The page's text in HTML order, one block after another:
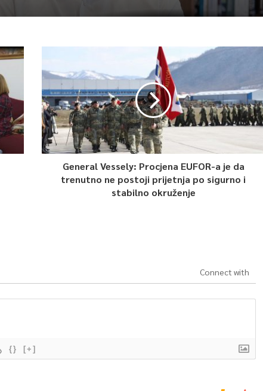
General Vessely: Procjena EUFOR-a je da
trenutno ne postoji prijetnja po sigurno i
stabilno okruženje
Connect with
{} [+]